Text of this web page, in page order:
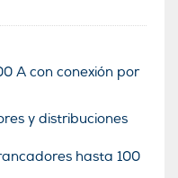
A con conexión por
y distribuciones
hasta 100